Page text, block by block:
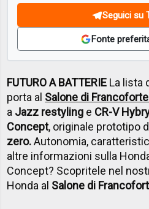
Seguici su
Fonte
FUTURO A BATTERIE La lista
porta al Salone di
a Jazz restyling e CR-V
Concept, originale prototipo
zero.Autonomia,
altre informazioni sulla
Concept? Scopritele nel
Honda al Salone di